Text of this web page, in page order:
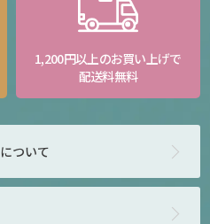
1,200円以上のお買い上げで
配送料無料
について